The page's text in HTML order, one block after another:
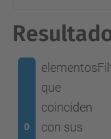
0
elementos
que
coinciden
con sus